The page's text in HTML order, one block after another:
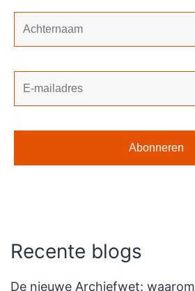
Recente blogs
De nieuwe Archiefwet: waarom